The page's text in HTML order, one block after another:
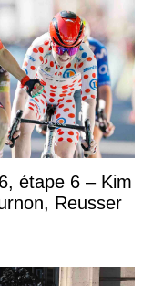
étape 6 – Kim
Reusser